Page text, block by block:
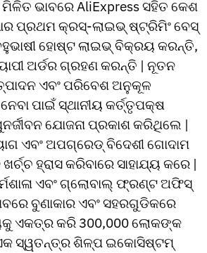
ଭାବରେ AliExpress ସହିତ କେଶ
ପ୍ରଥମ କ୍ରସ୍-ଲାଇଭ୍ ଷ୍ଟ୍ରିମିଂ ବେସ୍
ହୋଷ୍ଟ ଲାଇଭ୍ ବିକ୍ରୟ କରନ୍ତି,
ଅର୍ଡର ଗ୍ରହଣ କରନ୍ତି | ନୂତନ
ଏବଂ ପରିବେଶ ଅନୁକୂଳ
ପାଇଁ ସ୍ଥାନୀୟ କର୍ତ୍ତୃପକ୍ଷ
ଯୋଜନା ପ୍ରକାଶ କରିଥିଲେ |
ଏବଂ ଅପଗ୍ରେଡ୍ ବିଦେଶୀ ଗୋଦାମ
ହ୍ରାସ କରିବାରେ ସାହାଯ୍ୟ କରେ |
ଏବଂ ଗ୍ଲୋବାଲ୍ ଫ୍ରଣ୍ଟ ଅଫିସ୍
ବୁଣାକାର ଏବଂ ସହରଗୁଡିକରେ
ଏକତ୍ର କରି 300,000 ଲୋକଙ୍କ
ସ୍ୱତନ୍ତ୍ର ଶିଳ୍ପ ଇକୋସିଷ୍ଟମ୍